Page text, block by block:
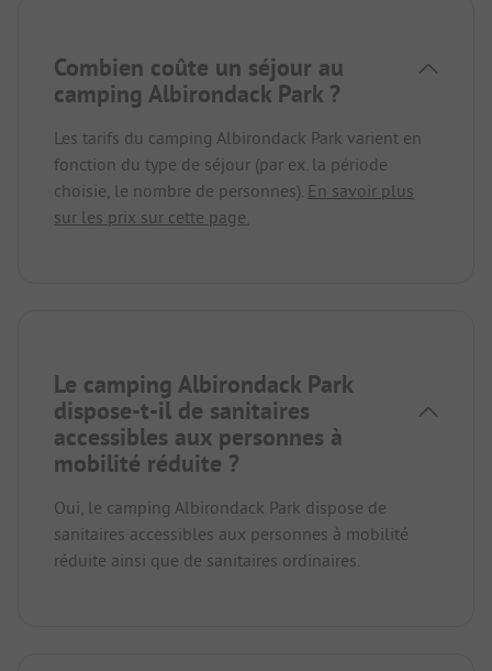
Combien coûte un séjour au
camping Albirondack Park ?
Les tarifs du camping Albirondack Park varient en
fonction du type de séjour (par ex. la période
choisie, le nombre de personnes). En savoir plus
sur les prix sur cette page.
Le camping Albirondack Park
dispose-t-il de sanitaires
accessibles aux personnes à
mobilité réduite ?
Oui, le camping Albirondack Park dispose de
sanitaires accessibles aux personnes à mobilité
réduite ainsi que de sanitaires ordinaires.